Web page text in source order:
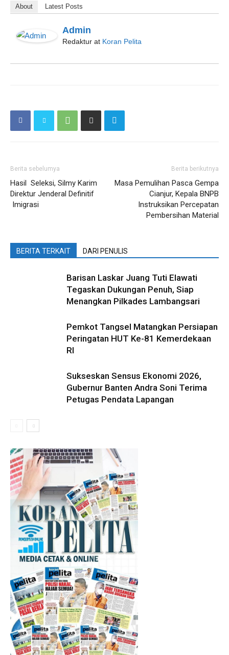
About Latest Posts
Admin
Redaktur at Koran Pelita
Berita sebelumya
Hasil Seleksi, Silmy Karim
Direktur Jenderal Definitif
Imigrasi
Berita berikutnya
Masa Pemulihan Pasca Gempa
Cianjur, Kepala BNPB
Instruksikan Percepatan
Pembersihan Material
BERITA TERKAIT DARI PENULIS
Barisan Laskar Juang Tuti Elawati
Tegaskan Dukungan Penuh, Siap
Menangkan Pilkades Lambangsari
Pemkot Tangsel Matangkan Persiapan
Peringatan HUT Ke-81 Kemerdekaan
RI
Sukseskan Sensus Ekonomi 2026,
Gubernur Banten Andra Soni Terima
Petugas Pendata Lapangan